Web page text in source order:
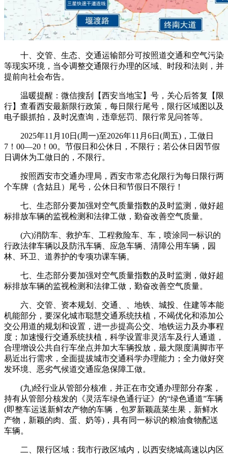
十、交管、生态、交通运输部分可按照道交通和空气污染
等现实环境，当令调整交通限行办理的区域、时段和法则，并
提前向社会布告。
温暖提醒：微信搜刮【西安当地宝】号，关心后答复【限
行】查看西安最新限行政策，每日限行尾号，限行区域图以及
电子眼抓拍，及时况查询，违章惩罚、限行常见问答等。
2025年11月10日(周一)至2026年11月6日(周五)，工做日
7！00—20！00。节假日和公休日，不限行；若公休日因节假
日调休为工做日的，不限行。
按照西安市交通办理局，西安市常态化限行为每日限行两
个车牌（含姑且）尾号，公休日和节假日不限行！
七、生态部分要加强对空气质量指数的及时监测，做好超
标排放车辆的监视检测和法律工做，勤奋改善空气质量。
(六)消防车、救护车、工程救险车、车，喷涂同一标识的
行政法律车辆以及防汛车辆、应急车辆、清障公用车辆，园
林、环卫、道养护的专项功课车辆。
七、生态部分要加强对空气质量指数的及时监测，做好超
标排放车辆的监视检测和法律工做，勤奋改善空气质量。
六、交管、资本规划、交通、、地铁、城投、住建等本能
机能部分，要深化城市聪慧交通系统扶植，不竭优化和添加公
交公用道的规划和设置，进一步提高公交、地铁运力及办事程
度；加速慢行交通系统扶植，科学设置非灵活车及行人通道，
合理增设公共自行车坐点并加大车辆投放，最大限度满脚市平
易近出行需求，全面提拔城市交通科学办理能力；全力做好突
发环境、恶劣气候道交通应急保障工做。
(九)经行业从管部分核准，并正在市交通办理部分存案，
持有从管部分核发的《灵活车绿色通行证》的“绿色通道”车辆
(即整车运送新鲜农产物的车辆，包罗新颖蔬菜生果，新鲜水
产物，新颖的肉、蛋、奶等)，具有同一标识的粮油食物配送
车辆。
二、限行区域：我市行政区域内，以西安绕城高速以内区